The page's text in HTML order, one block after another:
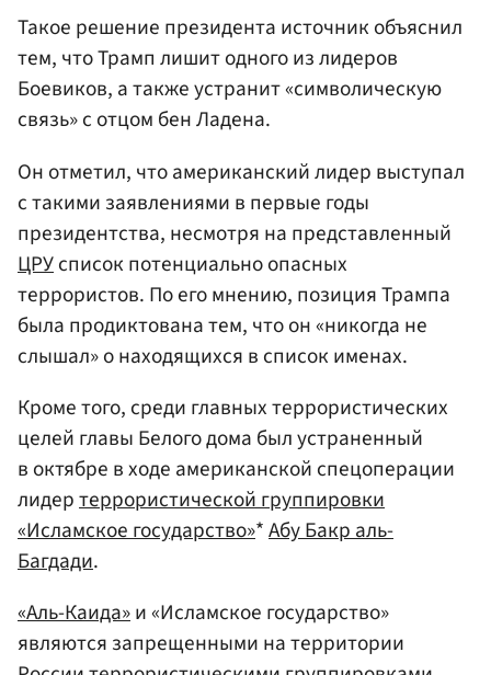
Такое решение президента источник объяснил
тем, что Трамп лишит одного из лидеров
Боевиков, а также устранит «символическую
связь» с отцом бен Ладена.
Он отметил, что американский лидер выступал
с такими заявлениями в первые годы
президентства, несмотря на представленный
ЦРУсписок потенциально опасных
террористов. По его мнению, позиция Трампа
была продиктована тем, что он «никогда не
слышал» о находящихся в список именах.
Кроме того, среди главных террористических
целей главы Белого дома был устраненный
в октябре в ходе американской спецоперации
лидертеррористической группировки
«Исламское государство»*Абу Бакр аль-
Багдади.
«Аль-Каида»и «Исламское государство»
являются запрещенными на территории